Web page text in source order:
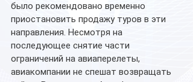
было рекомендовано временно
приостановить продажу туров в эти
направления. Несмотря на
последующее снятие части
ограничений на авиаперелеты,
авиакомпании не спешат возвращать